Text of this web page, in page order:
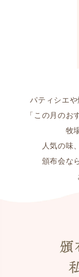
パティシエ
「この月のお
牧
人気の味
頒布会な